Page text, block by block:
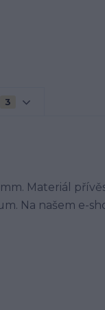
3
Materiál
Na našem e-